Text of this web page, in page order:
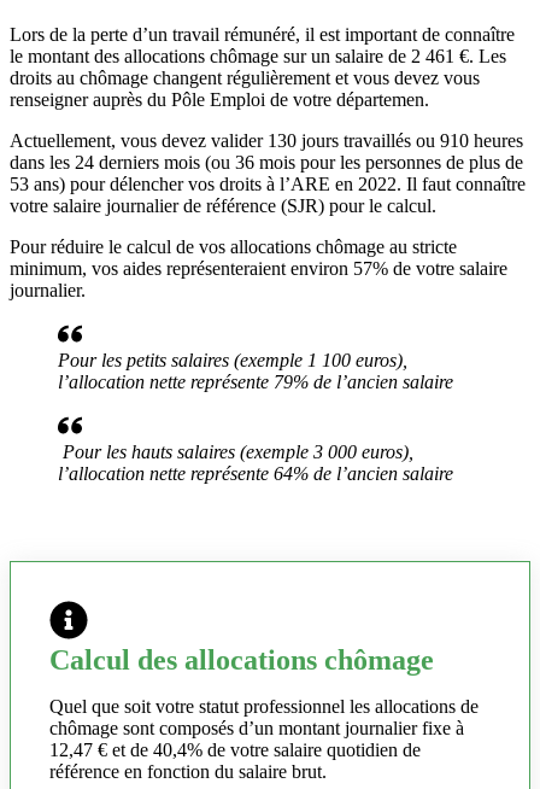
Lors de la perte d’un travail rémunéré, il est important de connaître
le montant des allocations chômage sur un salaire de 2 461 €. Les
droits au chômage changent régulièrement et vous devez vous
renseigner auprès du Pôle Emploi de votre départemen.
Actuellement, vous devez valider 130 jours travaillés ou 910 heures
dans les 24 derniers mois (ou 36 mois pour les personnes de plus de
53 ans) pour délencher vos droits à l’ARE en 2022. Il faut connaître
votre salaire journalier de référence (SJR) pour le calcul.
Pour réduire le calcul de vos allocations chômage au stricte
minimum, vos aides représenteraient environ 57% de votre salaire
journalier.
Pour les petits salaires (exemple 1 100 euros),
l’allocation nette représente 79% de l’ancien salaire
Pour les hauts salaires (exemple 3 000 euros),
l’allocation nette représente 64% de l’ancien salaire
Calcul des allocations chômage
Quel que soit votre statut professionnel les allocations de
chômage sont composés d’un montant journalier fixe à
12,47 € et de 40,4% de votre salaire quotidien de
référence en fonction du salaire brut.